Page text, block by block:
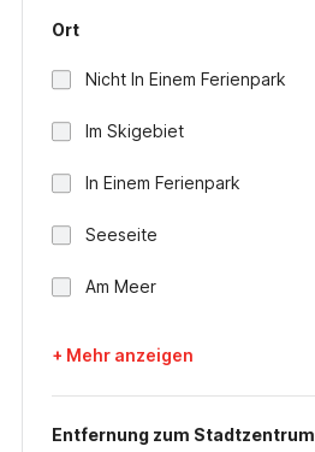
Ort
Nicht In Einem Ferienpark
Im Skigebiet
In Einem Ferienpark
Seeseite
Am Meer
+ Mehr anzeigen
Entfernung zum Stadtzentrum